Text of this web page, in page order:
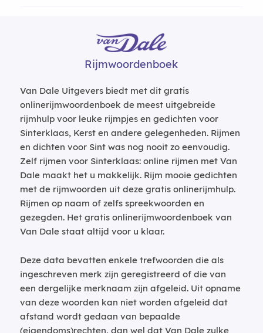
Rijmwoordenboek
Van Dale Uitgevers biedt met dit gratis
onlinerijmwoordenboek de meest uitgebreide
rijmhulp voor leuke rijmpjes en gedichten voor
Sinterklaas, Kerst en andere gelegenheden. Rijmen
en dichten voor Sint was nog nooit zo eenvoudig.
Zelf rijmen voor Sinterklaas: online rijmen met Van
Dale maakt het u makkelijk. Rijm mooie gedichten
met de rijmwoorden uit deze gratis onlinerijmhulp.
Rijmen op naam of zelfs spreekwoorden en
gezegden. Het gratis onlinerijmwoordenboek van
Van Dale staat altijd voor u klaar.
Deze data bevatten enkele trefwoorden die als
ingeschreven merk zijn geregistreerd of die van
een dergelijke merknaam zijn afgeleid. Uit opname
van deze woorden kan niet worden afgeleid dat
afstand wordt gedaan van bepaalde
(eigendoms)rechten, dan wel dat Van Dale zulke